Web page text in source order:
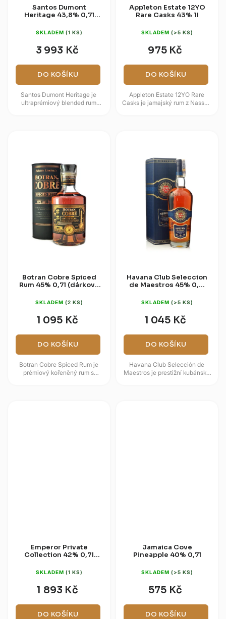
Santos Dumont
Heritage 43,8% 0,7l
SKLADEM (1 KS)
3 993 Kč
DO KOŠÍKU
Santos Dumont Heritage je
ultraprémiový blended rum
Appleton Estate 12YO
Rare Casks 43% 1l
SKLADEM (>5 KS)
975 Kč
DO KOŠÍKU
Appleton Estate 12YO Rare
Casks je jamajský rum z Nassau
Botran Cobre Spiced
Rum 45% 0,7l (dárková
SKLADEM (2 KS)
1 095 Kč
DO KOŠÍKU
Botran Cobre Spiced Rum je
prémiový kořeněný rum s
Havana Club Seleccion
de Maestros 45% 0,7l
SKLADEM (>5 KS)
1 045 Kč
DO KOŠÍKU
Havana Club Selección de
Maestros je prestižní kubánský
Emperor Private
Collection 42% 0,7l
SKLADEM (1 KS)
1 893 Kč
DO KOŠÍKU
Jamaica Cove
Pineapple 40% 0,7l
SKLADEM (>5 KS)
575 Kč
DO KOŠÍKU